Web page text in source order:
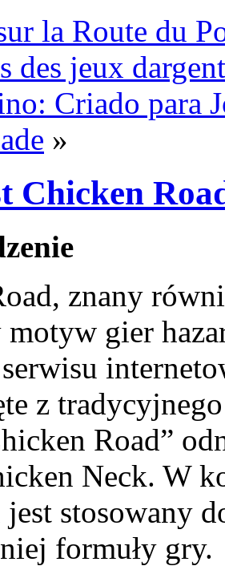
la Route du
des jeux
Criado para
»
Chicken
znany
gier
z
Road”
Neck. W
stosowany
formuły gry.